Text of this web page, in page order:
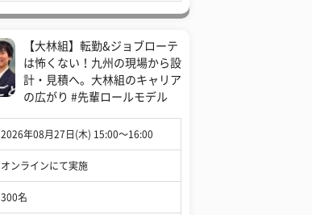
【大林組】転勤&ジョブローテ
は怖くない！九州の現場から設
計・見積へ。大林組のキャリア
の広がり #先輩ロールモデル
2026年08月27日(木) 15:00〜16:00
オンラインにて実施
300名